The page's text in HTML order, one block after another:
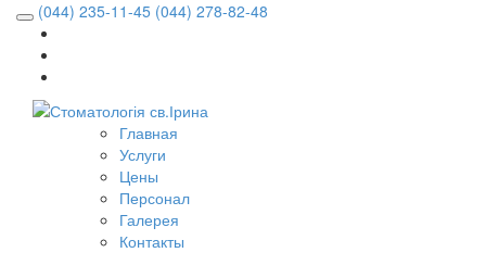
(044) 235-11-45 (044) 278-82-48
Главная
Услуги
Цены
Персонал
Галерея
Контакты